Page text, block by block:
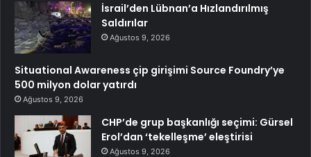
İsrail’den Lübnan’a Hızlandırılmış
Saldırılar
Ağustos 9, 2026
Situational Awareness çip girişimi Source Foundry’ye
500 milyon dolar yatırdı
Ağustos 9, 2026
CHP’de grup başkanlığı seçimi: Gürsel
Erol’dan ‘tekelleşme’ eleştirisi
Ağustos 9, 2026